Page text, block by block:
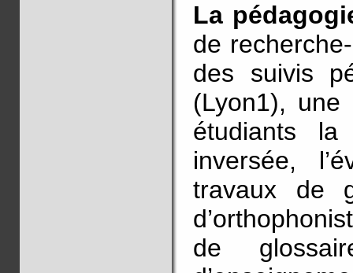
La
de
des suivis
(Lyon1),
étudiants
inversée,
travaux de
de